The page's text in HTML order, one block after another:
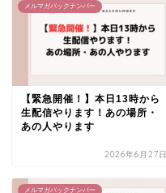
メルマガバックナンバー
【緊急開催！】本日13時から
生配信やります！あの場所・
あの人やります
2026年6月27日
メルマガバックナンバー